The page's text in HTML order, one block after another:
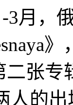
，俄
二张
人的